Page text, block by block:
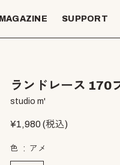
MAGAZINE SUPPORT
ランドレース 170
studio m'
¥1,980(税込)
色 アメ